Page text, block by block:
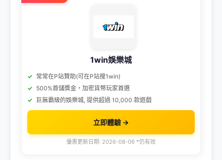
1win娛樂城
常常在P站贊助(可在P站搜1win)
500%首儲獎金，加密貨幣玩家首選
巨無霸級的娛樂城, 提供超過 10,000 款遊戲
立即體驗 →
優惠更新日期: 2026-08-06 *仍有效